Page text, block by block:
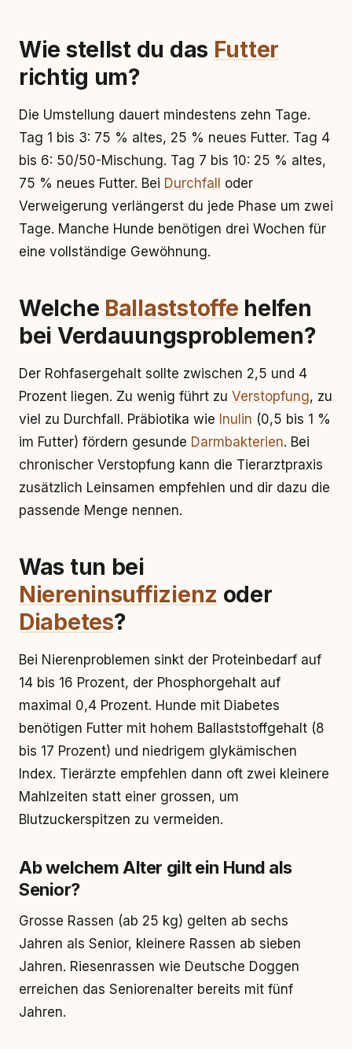
Wie stellst du das Futter
richtig um?
Die Umstellung dauert mindestens zehn Tage.
Tag 1 bis 3: 75 % altes, 25 % neues Futter. Tag 4
bis 6: 50/50-Mischung. Tag 7 bis 10: 25 % altes,
75 % neues Futter. Bei Durchfall
oder
Verweigerung verlängerst du jede Phase um zwei
Tage. Manche Hunde benötigen drei Wochen für
eine vollständige Gewöhnung.
Welche Ballaststoffe helfen
bei Verdauungsproblemen?
Der Rohfasergehalt sollte zwischen 2,5 und 4
Prozent liegen. Zu wenig führt zu Verstopfung, zu
viel zu Durchfall. Präbiotika wie Inulin (0,5 bis 1 %
im Futter) fördern gesunde Darmbakterien. Bei
chronischer Verstopfung kann die Tierarztpraxis
zusätzlich Leinsamen empfehlen und dir dazu die
passende Menge nennen.
Was tun bei
Niereninsuffizienz oder
Diabetes?
Bei Nierenproblemen sinkt der Proteinbedarf auf
14 bis 16 Prozent, der Phosphorgehalt auf
maximal 0,4 Prozent. Hunde mit Diabetes
benötigen Futter mit hohem Ballaststoffgehalt (8
bis 17 Prozent) und niedrigem glykämischen
Index. Tierärzte empfehlen dann oft zwei kleinere
Mahlzeiten statt einer grossen, um
Blutzuckerspitzen zu vermeiden.
Ab welchem Alter gilt ein Hund als
Senior?
Grosse Rassen (ab 25 kg) gelten ab sechs
Jahren als Senior, kleinere Rassen ab sieben
Jahren. Riesenrassen wie Deutsche Doggen
erreichen das Seniorenalter bereits mit fünf
Jahren.